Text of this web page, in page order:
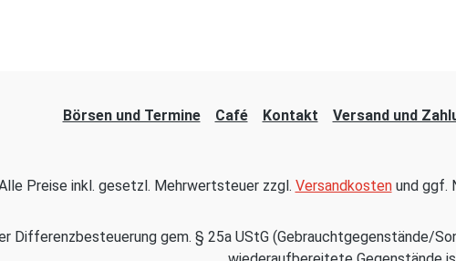
Börsen und Termine Café Kontakt Versand und
Preise inkl. gesetzl. Mehrwertsteuer zzgl. Versandkostenund ggf.
Differenzbesteuerung gem. § 25a UStG (Gebrauchtgegenstände/